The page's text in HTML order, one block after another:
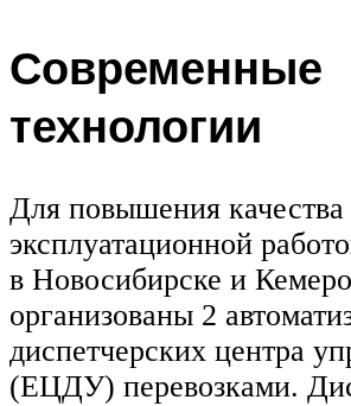
Современные
технологии
Для повышения качества
эксплуатационной
в Новосибирске и
организованы 2
диспетчерских центра
(ЕЦДУ) перевозками.